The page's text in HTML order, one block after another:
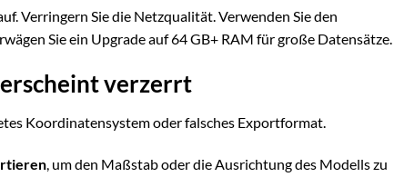
Verringern Sie die Netzqualität. Verwenden Sie den
Sie ein Upgrade auf 64 GB+ RAM für große Datensätze.
verzerrt
Koordinatensystem oder falsches Exportformat.
, um den Maßstab oder die Ausrichtung des Modells zu